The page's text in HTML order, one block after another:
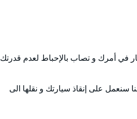
في أمرك و تصاب بالإحباط لعدم قدرتك
سنعمل على إنقاذ سيارتك و نقلها الى